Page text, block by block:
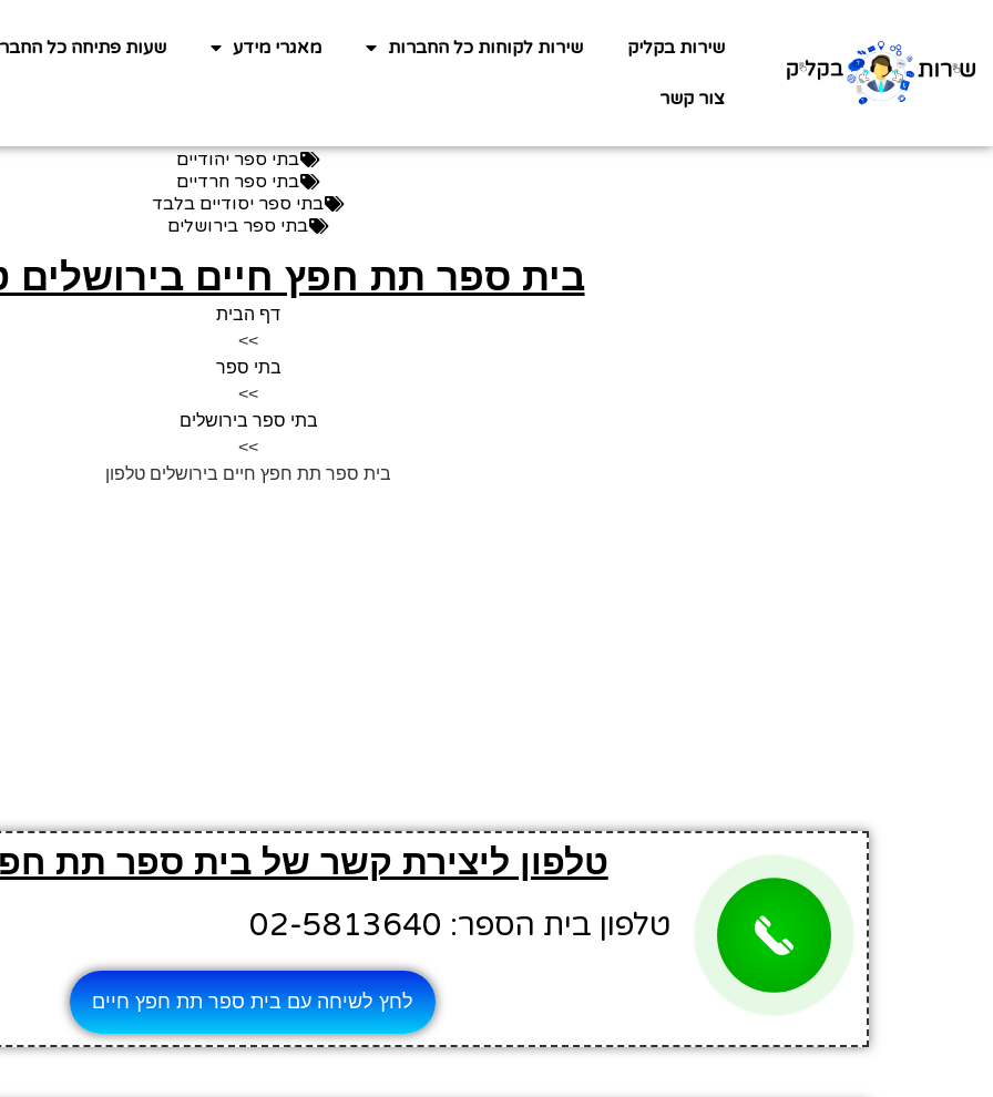
שירות בקליק שירות לקוחות כל החברות מאגרי מידע שעות פתיחה כל
צור קשר
בתי ספר יהודיים
בתי ספר חרדיים
בתי ספר יסודיים בלבד
בתי ספר בירושלים
בית ספר תת חפץ חיים בירושלים
דף הבית
>>
בתי ספר
>>
בתי ספר בירושלים
>>
בית ספר תת חפץ חיים בירושלים טלפון
טלפון ליצירת קשר של בית ספר תת
טלפון בית הספר: 02-5813640
לחץ לשיחה עם בית ספר תת חפץ חיים